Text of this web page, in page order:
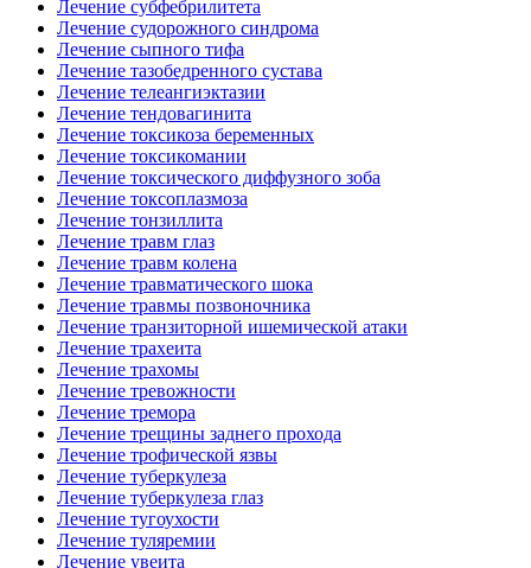
Лечение субфебрилитета
Лечение судорожного синдрома
Лечение сыпного тифа
Лечение тазобедренного сустава
Лечение телеангиэктазии
Лечение тендовагинита
Лечение токсикоза беременных
Лечение токсикомании
Лечение токсического диффузного зоба
Лечение токсоплазмоза
Лечение тонзиллита
Лечение травм глаз
Лечение травм колена
Лечение травматического шока
Лечение травмы позвоночника
Лечение транзиторной ишемической атаки
Лечение трахеита
Лечение трахомы
Лечение тревожности
Лечение тремора
Лечение трещины заднего прохода
Лечение трофической язвы
Лечение туберкулеза
Лечение туберкулеза глаз
Лечение тугоухости
Лечение туляремии
Лечение увеита